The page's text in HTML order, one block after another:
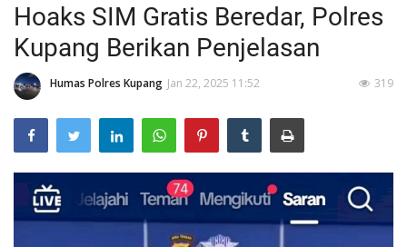
Beranda
Terms & Conditions
Reskrim
Binkam
Giat Ops
Lantas
Jurnal Kamtibmas
Hoaks SIM Gratis Beredar, Polres
Kupang Berikan Penjelasan
Humas Polres Kupang Jan 22, 2025 11:52 319